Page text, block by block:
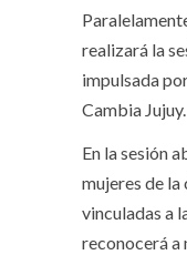
realizará la
impulsada
Cambia Jujuy.
En la sesión
mujeres de
vinculadas a
reconocerá a